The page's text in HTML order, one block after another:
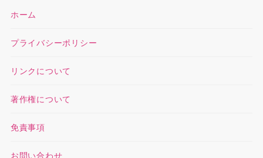
ホーム
プライバシーポリシー
リンクについて
著作権について
免責事項
お問い合わせ